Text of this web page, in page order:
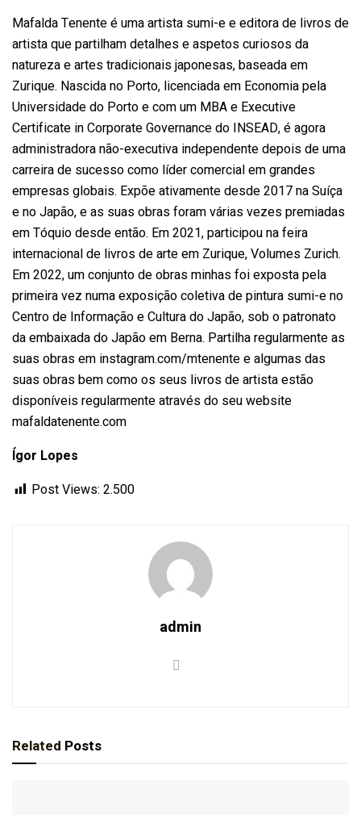
Mafalda Tenente é uma artista sumi-e e editora de livros de
artista que partilham detalhes e aspetos curiosos da
natureza e artes tradicionais japonesas, baseada em
Zurique. Nascida no Porto, licenciada em Economia pela
Universidade do Porto e com um MBA e Executive
Certificate in Corporate Governance do INSEAD, é agora
administradora não-executiva independente depois de uma
carreira de sucesso como líder comercial em grandes
empresas globais. Expõe ativamente desde 2017 na Suíça
e no Japão, e as suas obras foram várias vezes premiadas
em Tóquio desde então. Em 2021, participou na feira
internacional de livros de arte em Zurique, Volumes Zurich.
Em 2022, um conjunto de obras minhas foi exposta pela
primeira vez numa exposição coletiva de pintura sumi-e no
Centro de Informação e Cultura do Japão, sob o patronato
da embaixada do Japão em Berna. Partilha regularmente as
suas obras em instagram.com/mtenente e algumas das
suas obras bem como os seus livros de artista estão
disponíveis regularmente através do seu website
mafaldatenente.com
Ígor Lopes
Post Views: 2.500
admin
Related Posts